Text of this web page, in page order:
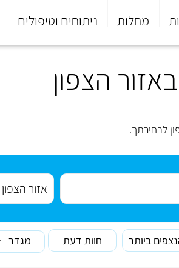
מחלות ניתוחים וטיפולים
הצפון
לבחירתך.
ביותר חוות דעת מגדר